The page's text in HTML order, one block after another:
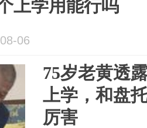
上学用能行吗
06
75岁老黄透
上学，和盘
厉害